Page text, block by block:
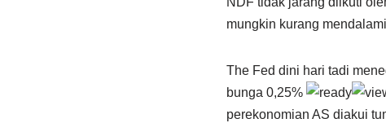
mungkin kurang
The Fed dini hari tadi
bunga 0,25%
perekonomian AS diakui